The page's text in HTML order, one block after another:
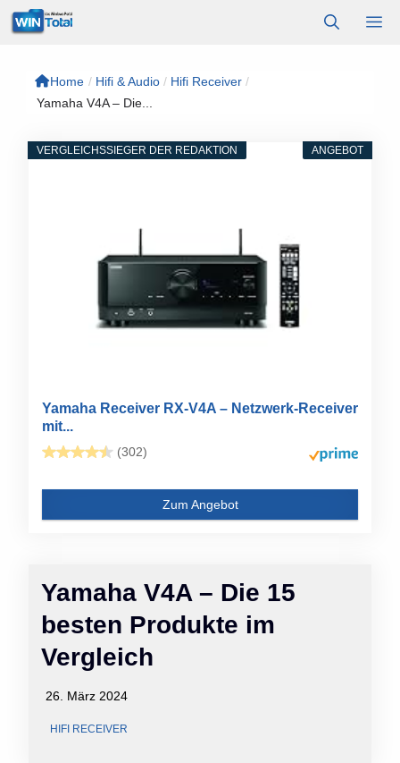
Zum
Inhalt
Home / Hifi & Audio / Hifi Receiver /
Yamaha V4A – Die...
Yamaha V4A – Die 15
besten Produkte im
Vergleich
26. März 2024
HIFI RECEIVER
ANGEBOT
VERGLEICHSSIEGER DER REDAKTION
Yamaha Receiver RX-V4A – Netzwerk-Receiver
mit...
(302)
Zum Angebot